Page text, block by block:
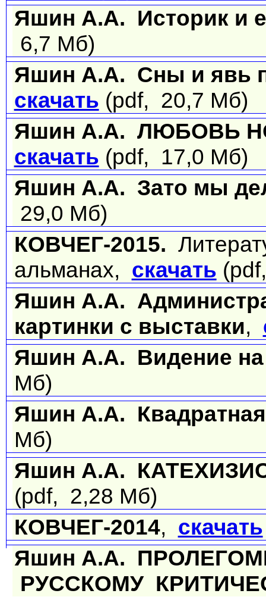
Яшин А.А. Историк и
6,7 Мб)
Яшин А.А. Сны и явь
скачать (pdf, 20,7 Мб)
Яшин А.А. ЛЮБОВЬ
скачать (pdf, 17,0 Мб)
Яшин А.А. Зато мы
29,0 Мб)
КОВЧЕГ-2015.
альманах, скачать
Яшин А.А.
картинки с выставки,
Яшин А.А. Видение на
Мб)
Яшин А.А. Квадратная
Мб)
Яшин А.А.
(pdf, 2,28 Мб)
КОВЧЕГ-2014, скачать
Яшин А.А.
РУССКОМУ